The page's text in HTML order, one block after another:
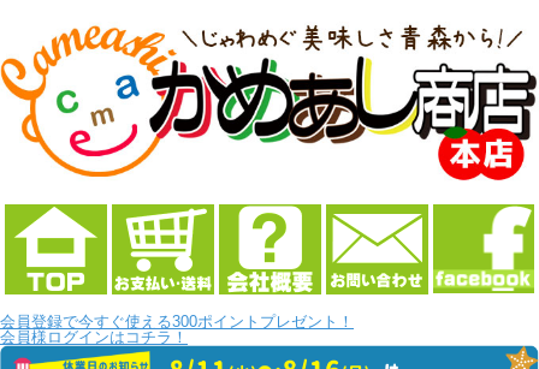
会員登録で今すぐ使える300ポイントプレゼント！
会員様ログインはコチラ！